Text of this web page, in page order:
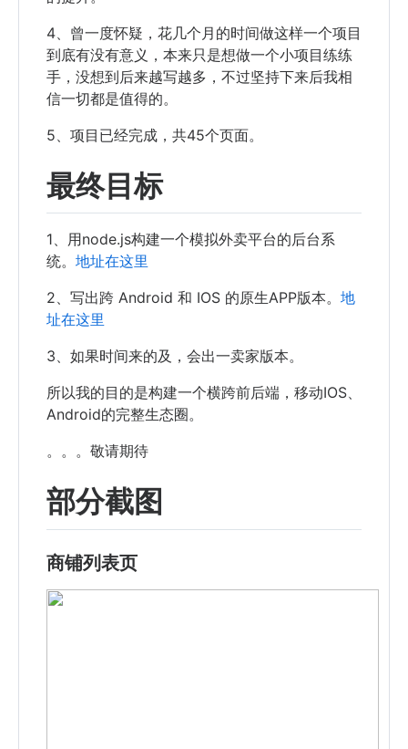
4、曾一度怀疑，花几个月的时间做这样一个项目
到底有没有意义，本来只是想做一个小项目练练
手，没想到后来越写越多，不过坚持下来后我相
信一切都是值得的。
5、项目已经完成，共45个页面。
最终目标
1、用node.js构建一个模拟外卖平台的后台系
统。 地址在这里
2、写出跨 Android 和 IOS 的原生APP版本。 地
址在这里
3、如果时间来的及，会出一卖家版本。
所以我的目的是构建一个横跨前后端，移动IOS、
Android的完整生态圈。
。。。敬请期待
部分截图
商铺列表页